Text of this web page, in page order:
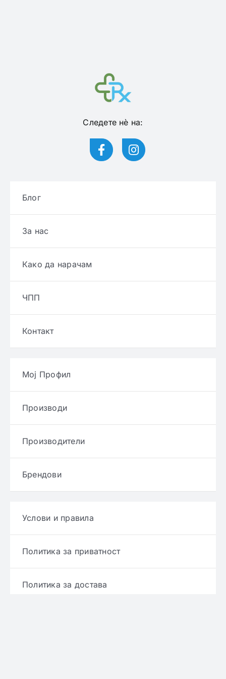
Следете нѐ на:
Блог
За нас
Како да нарачам
ЧПП
Контакт
Мој Профил
Производи
Производители
Брендови
Услови и правила
Политика за приватност
Политика за достава